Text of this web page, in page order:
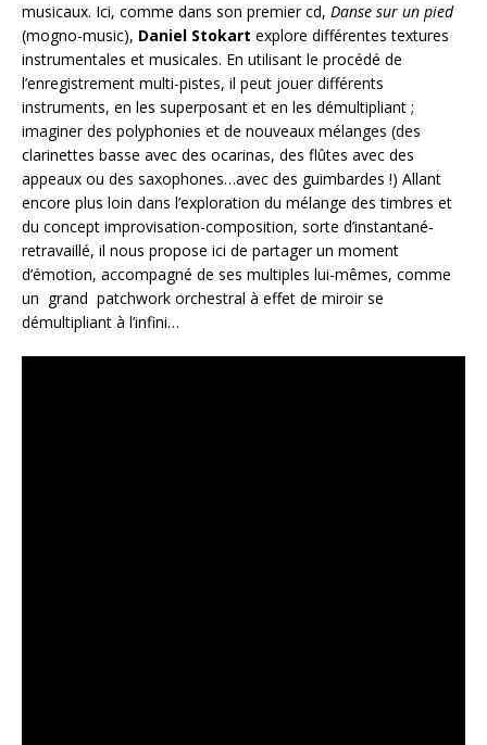
musicaux. Ici, comme dans son premier cd, Danse sur un pied
(mogno-music), Daniel Stokart explore différentes textures
instrumentales et musicales. En utilisant le procédé de
l’enregistrement multi-pistes, il peut jouer différents
instruments, en les superposant et en les démultipliant ;
imaginer des polyphonies et de nouveaux mélanges (des
clarinettes basse avec des ocarinas, des flûtes avec des
appeaux ou des saxophones…avec des guimbardes !) Allant
encore plus loin dans l’exploration du mélange des timbres et
du concept improvisation-composition, sorte d’instantané-
retravaillé, il nous propose ici de partager un moment
d’émotion, accompagné de ses multiples lui-mêmes, comme
un grand patchwork orchestral à effet de miroir se
démultipliant à l’infini…